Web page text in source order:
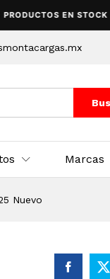
EN STOCK
Marcas
Nuevo